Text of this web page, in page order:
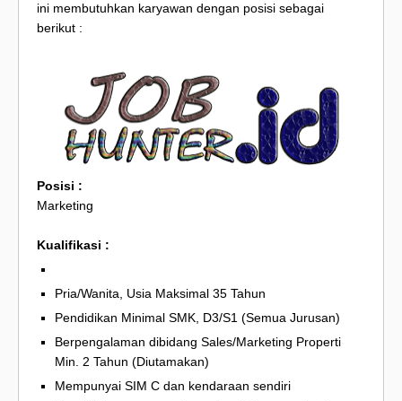
ini membutuhkan karyawan dengan posisi sebagai
berikut :
Posisi :
Marketing
Kualifikasi :
Pria/Wanita, Usia Maksimal 35 Tahun
Pendidikan Minimal SMK, D3/S1 (Semua Jurusan)
Berpengalaman dibidang Sales/Marketing Properti
Min. 2 Tahun (Diutamakan)
Mempunyai SIM C dan kendaraan sendiri